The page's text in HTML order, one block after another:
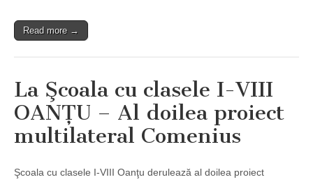
Read more →
La Şcoala cu clasele I-VIII
OANŢU – Al doilea proiect
multilateral Comenius
Şcoala cu clasele I-VIII Oanţu derulează al doilea proiect